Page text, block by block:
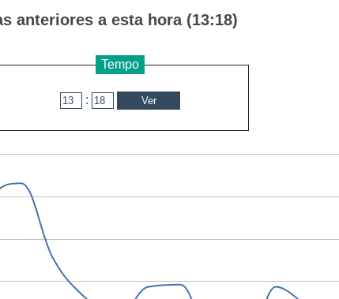
anteriores a esta hora (13:18)
Tempo
: